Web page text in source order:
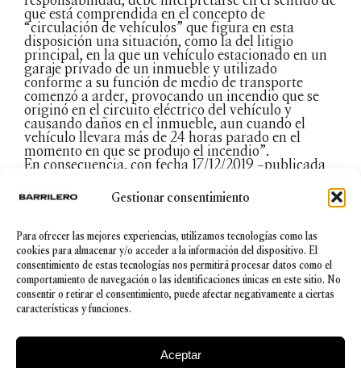
Gestionar consentimiento
Para ofrecer las mejores experiencias, utilizamos tecnologías como las
cookies para almacenar y/o acceder a la información del dispositivo. El
consentimiento de estas tecnologías nos permitirá procesar datos como el
comportamiento de navegación o las identificaciones únicas en este sitio. No
consentir o retirar el consentimiento, puede afectar negativamente a ciertas
características y funciones.
Aceptar
que está comprendida en el concepto de
“circulación de vehículos” que figura en esta
disposición una situación, como la del litigio
principal, en la que un vehículo estacionado en un
garaje privado de un inmueble y utilizado
conforme a su función de medio de transporte
comenzó a arder, provocando un incendio que se
originó en el circuito eléctrico del vehículo y
causando daños en el inmueble, aun cuando el
vehículo llevara más de 24 horas parado en el
momento en que se produjo el incendio”.
En consecuencia, con fecha 17/12/2019 –publicada
Tribunal Supremo dicta la Sentencia nº 674/2019
por virtud de la cual resuelve el recurso de casación
en consecuencia, concluye que el estacionamiento
de un vehículo es un “estadio natural y necesario”
de su uso como medio de transporte, desestimando
el Recurso, confirmando la Sentencia refutada y,
por ende, reconoce el derecho de la Aseguradora
del Inmueble (garaje) a que por parte de la
Aseguradora del vehículo le sea reintegrado el
subsanación de los daños ocasionados.